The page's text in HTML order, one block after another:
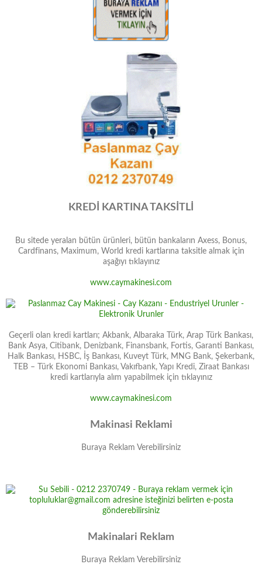
KREDİ KARTINA TAKSİTLİ
Bu sitede yeralan bütün ürünleri, bütün bankaların Axess, Bonus,
Cardfinans, Maximum, World kredi kartlarına taksitle almak için
aşağıyı tıklayınız
www.caymakinesi.com
Geçerli olan kredi kartları; Akbank, Albaraka Türk, Arap Türk Bankası,
Bank Asya, Citibank, Denizbank, Finansbank, Fortis, Garanti Bankası,
Halk Bankası, HSBC, İş Bankası, Kuveyt Türk, MNG Bank, Şekerbank,
TEB – Türk Ekonomi Bankası, Vakıfbank, Yapı Kredi, Ziraat Bankası
kredi kartlarıyla alım yapabilmek için tıklayınız
www.caymakinesi.com
Makinasi Reklami
Buraya Reklam Verebilirsiniz
Makinalari Reklam
Buraya Reklam Verebilirsiniz